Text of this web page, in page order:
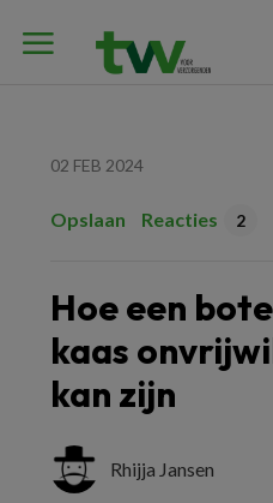
02 FEB 2024
Opslaan Reacties 2
Hoe een
kaas
kan zijn
Rhijja Jansen